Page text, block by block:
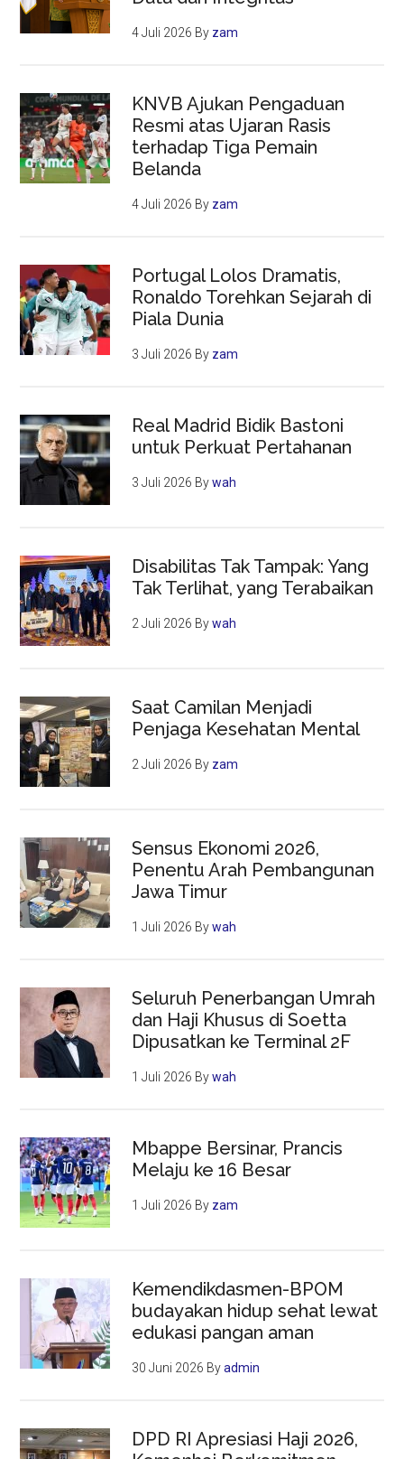
4 Juli 2026 By zam
KNVB Ajukan Pengaduan
Resmi atas Ujaran Rasis
terhadap Tiga Pemain
Belanda
4 Juli 2026 By zam
Portugal Lolos Dramatis,
Ronaldo Torehkan Sejarah di
Piala Dunia
3 Juli 2026 By zam
Real Madrid Bidik Bastoni
untuk Perkuat Pertahanan
3 Juli 2026 Bywah
Disabilitas Tak Tampak: Yang
Tak Terlihat, yang Terabaikan
2 Juli 2026 Bywah
Saat Camilan Menjadi
Penjaga Kesehatan Mental
2 Juli 2026 By zam
Sensus Ekonomi 2026,
Penentu Arah Pembangunan
Jawa Timur
1 Juli 2026 Bywah
Seluruh Penerbangan Umrah
dan Haji Khusus di Soetta
Dipusatkan ke Terminal 2F
1 Juli 2026 Bywah
Mbappe Bersinar, Prancis
Melaju ke 16 Besar
1 Juli 2026 By zam
Kemendikdasmen-BPOM
budayakan hidup sehat lewat
edukasi pangan aman
30 Juni 2026 Byadmin
DPD RI Apresiasi Haji 2026,